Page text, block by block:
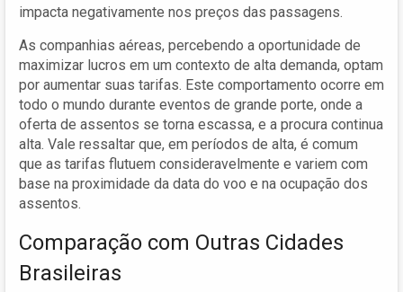
impacta negativamente nos preços das passagens.
As companhias aéreas, percebendo a oportunidade de
maximizar lucros em um contexto de alta demanda, optam
por aumentar suas tarifas. Este comportamento ocorre em
todo o mundo durante eventos de grande porte, onde a
oferta de assentos se torna escassa, e a procura continua
alta. Vale ressaltar que, em períodos de alta, é comum
que as tarifas flutuem consideravelmente e variem com
base na proximidade da data do voo e na ocupação dos
assentos.
Comparação com Outras Cidades
Brasileiras